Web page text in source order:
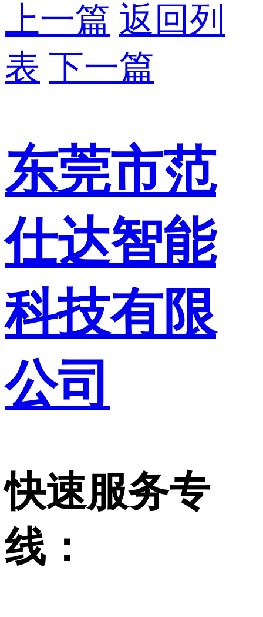
上一篇 返回列
表 下一篇
东莞市范
仕达智能
科技有限
公司
快速服务专
线：